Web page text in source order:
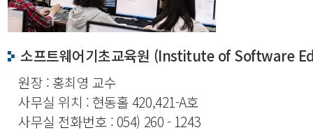
소프트웨어기초교육원 (Institute of Software
원장 : 홍최영 교수
사무실 위치 : 현동홀 420,421-A호
사무실 전화번호 : 054) 260 - 1243